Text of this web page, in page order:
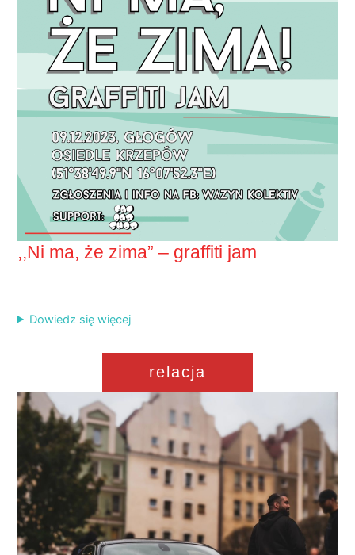
,,Ni ma, że zima” – graffiti jam
Dowiedz się więcej
relacja